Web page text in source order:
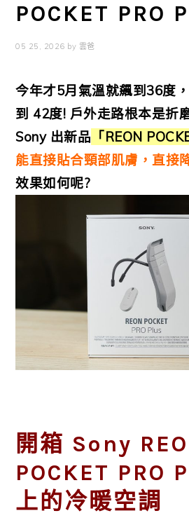
POCKET PRO
05 25, 2026 by 雲爸
今年才5月氣溫就飆到36度
到 42度! 戶外走路根本是折
Sony 出新品 「REON
能直接貼合頸部肌膚，直接
效果如何呢?
開箱 Sony
POCKET PRO
上的冷暖空調